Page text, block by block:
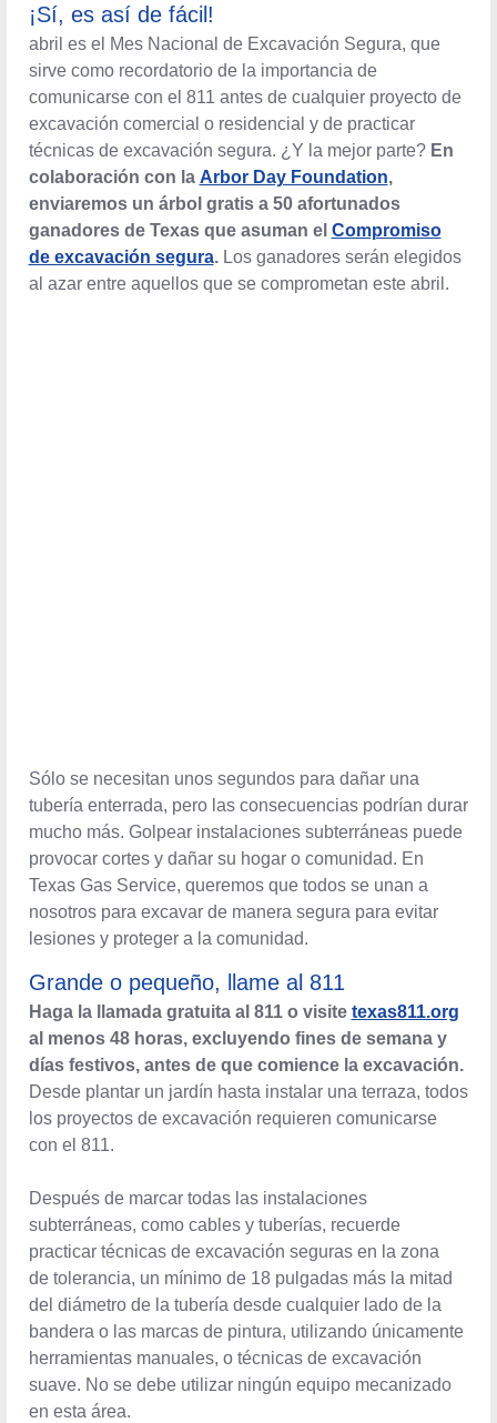
¡Sí, es así de fácil!
abril es el Mes Nacional de Excavación Segura, que
sirve como recordatorio de la importancia de
comunicarse con el 811 antes de cualquier proyecto de
excavación comercial o residencial y de practicar
técnicas de excavación segura. ¿Y la mejor parte?En
colaboración con la Arbor Day Foundation,
enviaremos un árbol gratis a 50 afortunados
ganadores de Texas que asuman el Compromiso
de excavación segura.Los ganadores serán elegidos
al azar entre aquellos que se comprometan este abril.
Sólo se necesitan unos segundos para dañar una tubería
enterrada, pero las consecuencias podrían durar mucho
más. Golpear instalaciones subterráneas puede provocar
cortes y dañar su hogar o comunidad. En Texas Gas
Service, queremos que todos se unan a nosotros para
excavar de manera segura para evitar lesiones y
proteger a la comunidad.
Grande o pequeño, llame al 811
Haga la llamada gratuita al 811 o visitetexas811.org
al menos 48 horas, excluyendo fines de semana y
días festivos, antes de que comience la excavación.
Desde plantar un jardín hasta instalar una terraza, todos
los proyectos de excavación requieren comunicarse con
el 811.
Después de marcar todas las instalaciones
subterráneas, como cables y tuberías, recuerde practicar
técnicas de excavación seguras en la zona de tolerancia,
un mínimo de 18 pulgadas más la mitad del diámetro
de la tubería desde cualquier lado de la bandera o
las marcas de pintura, utilizando únicamente
herramientas manuales, o técnicas de excavación suave.
No se debe utilizar ningún equipo mecanizado en esta
área.